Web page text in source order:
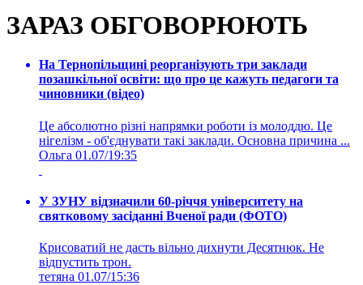
ЗАРАЗ ОБГОВОРЮЮТЬ
На Тернопільщині реорганізують три заклади
позашкільної освіти: що про це кажуть педагоги та
чиновники (відео)
Це абсолютно різні напрямки роботи із молоддю. Це
нігелізм - об'єднувати такі заклади. Основна причина ...
Ольга 01.07/19:35
У ЗУНУ відзначили 60-річчя університету на
святковому засіданні Вченої ради (ФОТО)
Крисоватий не дасть вільно дихнути Десятнюк. Не
відпустить трон.
тетяна 01.07/15:36